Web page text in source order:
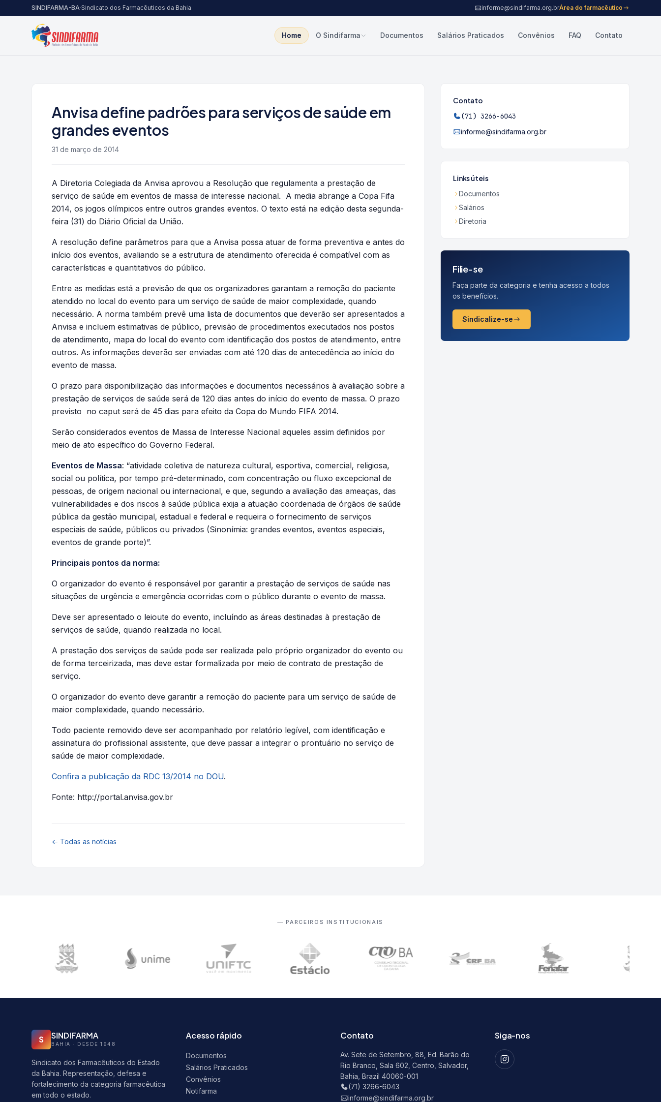
Pular para o conteúdo
SINDIFARMA-BA·Sindicato dos Farmacêuticos da Bahia informe@sindifarma.org.brÁrea do farmacêutico
Home O Sindifarma Documentos Salários Praticados Convênios FAQ Contato
Anvisa define padrões para serviços de saúde em
grandes eventos
31 de março de 2014
A Diretoria Colegiada da Anvisa aprovou a Resolução que regulamenta a prestação de
serviço de saúde em eventos de massa de interesse nacional. A media abrange a Copa Fifa
2014, os jogos olímpicos entre outros grandes eventos. O texto está na edição desta segunda-
feira (31) do Diário Oficial da União.
A resolução define parâmetros para que a Anvisa possa atuar de forma preventiva e antes do
início dos eventos, avaliando se a estrutura de atendimento oferecida é compatível com as
características e quantitativos do público.
Entre as medidas está a previsão de que os organizadores garantam a remoção do paciente
atendido no local do evento para um serviço de saúde de maior complexidade, quando
necessário. A norma também prevê uma lista de documentos que deverão ser apresentados a
Anvisa e incluem estimativas de público, previsão de procedimentos executados nos postos
de atendimento, mapa do local do evento com identificação dos postos de atendimento, entre
outros. As informações deverão ser enviadas com até 120 dias de antecedência ao início do
evento de massa.
O prazo para disponibilização das informações e documentos necessários à avaliação sobre a
prestação de serviços de saúde será de 120 dias antes do início do evento de massa. O prazo
previsto no caput será de 45 dias para efeito da Copa do Mundo FIFA 2014.
Serão considerados eventos de Massa de Interesse Nacional aqueles assim definidos por
meio de ato específico do Governo Federal.
Eventos de Massa: “atividade coletiva de natureza cultural, esportiva, comercial, religiosa,
social ou política, por tempo pré-determinado, com concentração ou fluxo excepcional de
pessoas, de origem nacional ou internacional, e que, segundo a avaliação das ameaças, das
vulnerabilidades e dos riscos à saúde pública exija a atuação coordenada de órgãos de saúde
pública da gestão municipal, estadual e federal e requeira o fornecimento de serviços
especiais de saúde, públicos ou privados (Sinonímia: grandes eventos, eventos especiais,
eventos de grande porte)”.
Principais pontos da norma:
O organizador do evento é responsável por garantir a prestação de serviços de saúde nas
situações de urgência e emergência ocorridas com o público durante o evento de massa.
Deve ser apresentado o leioute do evento, incluíndo as áreas destinadas à prestação de
serviços de saúde, quando realizada no local.
A prestação dos serviços de saúde pode ser realizada pelo próprio organizador do evento ou
de forma terceirizada, mas deve estar formalizada por meio de contrato de prestação de
serviço.
O organizador do evento deve garantir a remoção do paciente para um serviço de saúde de
maior complexidade, quando necessário.
Todo paciente removido deve ser acompanhado por relatório legível, com identificação e
assinatura do profissional assistente, que deve passar a integrar o prontuário no serviço de
saúde de maior complexidade.
Confira a publicação da RDC 13/2014 no DOU.
Fonte: http://portal.anvisa.gov.br
← Todas as notícias
Contato
(71) 3266-6043
informe@sindifarma.org.br
Links úteis
Documentos
Salários
Diretoria
Filie-se
Faça parte da categoria e tenha acesso a todos
os benefícios.
Sindicalize-se
— PARCEIROS INSTITUCIONAIS
S SINDIFARMA
BAHIA · DESDE 1948
Sindicato dos Farmacêuticos do Estado
da Bahia. Representação, defesa e
fortalecimento da categoria farmacêutica
em todo o estado.
Acesso rápido
Documentos
Salários Praticados
Convênios
Notifarma
Contato
Av. Sete de Setembro, 88, Ed. Barão do
Rio Branco, Sala 602, Centro, Salvador,
Bahia, Brazil 40060-001
(71) 3266-6043
informe@sindifarma.org.br
Siga-nos